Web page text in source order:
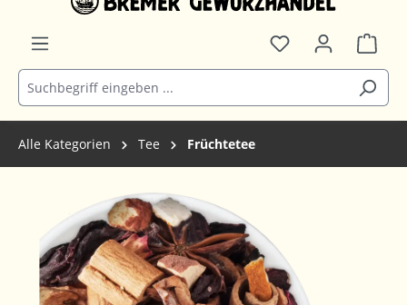
Alle Kategorien Tee Früchtetee
Bildergalerie überspringen